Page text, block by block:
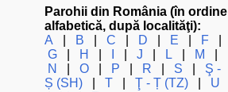
Parohii din România (în ordine
alfabetică, după localităţi):
A
B C D E F|
G| H J L M
N
O| P R S
Ş -
Ș (SH)| T| Ţ - Ț (TZ)| U